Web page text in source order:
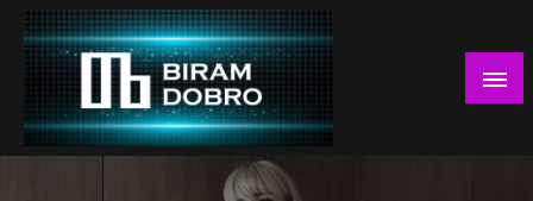
Skip
content
Biram DOBRO
… jer BUDUĆNOST nema drugo IME!